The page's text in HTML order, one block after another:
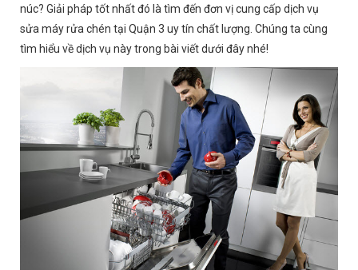
núc? Giải pháp tốt nhất đó là tìm đến đơn vị cung cấp dịch vụ
sửa máy rửa chén tại Quận 3 uy tín chất lượng. Chúng ta cùng
tìm hiểu về dịch vụ này trong bài viết dưới đây nhé!